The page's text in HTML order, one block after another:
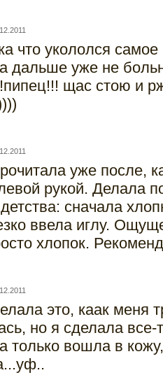
что укололся
дальше уже не
щас стою и
уже после,
рукой. Делала
сначала
ввела иглу.
хлопок.
это, каак меня
но я сделала все-
только вошла в